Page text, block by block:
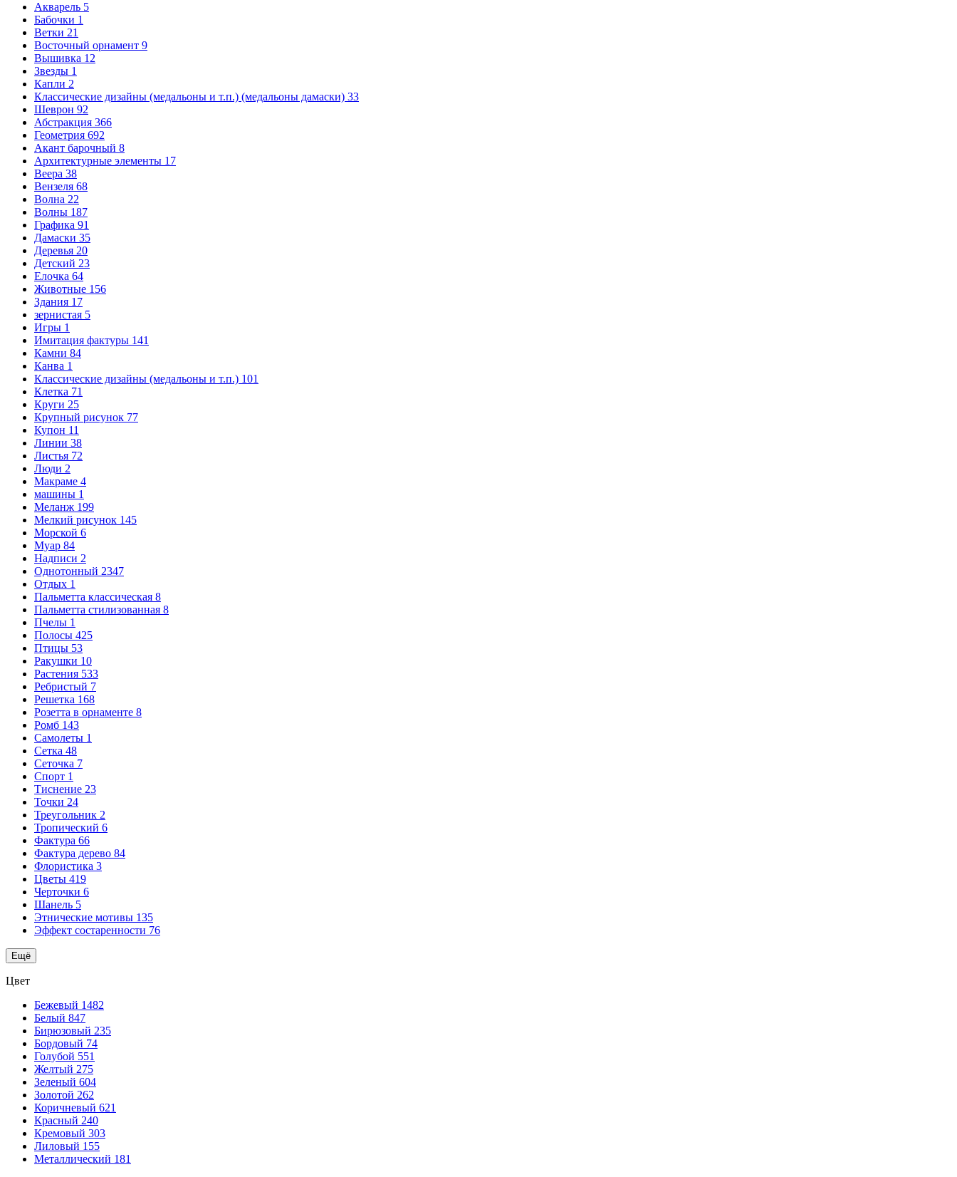
Акварель 5
Бабочки 1
Ветки 21
Восточный орнамент 9
Вышивка 12
Звезды 1
Капли 2
Классические дизайны (медальоны и т.п.) (медальоны дамаски) 33
Шеврон 92
Абстракция 366
Геометрия 692
Акант барочный 8
Архитектурные элементы 17
Веера 38
Вензеля 68
Волна 22
Волны 187
Графика 91
Дамаски 35
Деревья 20
Детский 23
Елочка 64
Животные 156
Здания 17
зернистая 5
Игры 1
Имитация фактуры 141
Камни 84
Канва 1
Классические дизайны (медальоны и т.п.) 101
Клетка 71
Круги 25
Крупный рисунок 77
Купон 11
Линии 38
Листья 72
Люди 2
Макраме 4
машины 1
Меланж 199
Мелкий рисунок 145
Морской 6
Муар 84
Надписи 2
Однотонный 2347
Отдых 1
Пальметта классическая 8
Пальметта стилизованная 8
Пчелы 1
Полосы 425
Птицы 53
Ракушки 10
Растения 533
Ребристый 7
Решетка 168
Розетта в орнаменте 8
Ромб 143
Самолеты 1
Сетка 48
Сеточка 7
Спорт 1
Тиснение 23
Точки 24
Треугольник 2
Тропический 6
Фактура 66
Фактура дерево 84
Флористика 3
Цветы 419
Черточки 6
Шанель 5
Этнические мотивы 135
Эффект состаренности 76
Ещё
Цвет
Бежевый 1482
Белый 847
Бирюзовый 235
Бордовый 74
Голубой 551
Желтый 275
Зеленый 604
Золотой 262
Коричневый 621
Красный 240
Кремовый 303
Лиловый 155
Металлический 181